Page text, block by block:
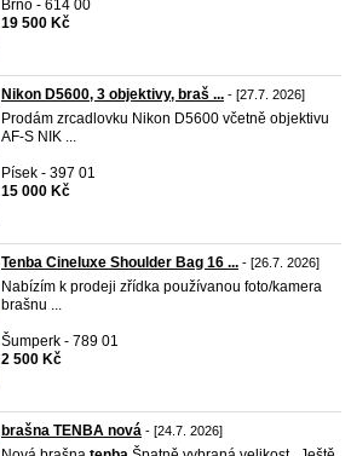
Brno - 614 00
19 500 Kč
Nikon D5600, 3 objektivy, braš ... - [27.7. 2026]
Prodám zrcadlovku Nikon D5600 včetně objektivu
AF-S NIK ...
Písek - 397 01
15 000 Kč
Tenba Cineluxe Shoulder Bag 16 ... - [26.7. 2026]
Nabízím k prodeji zřídka používanou foto/kamera
brašnu ...
Šumperk - 789 01
2 500 Kč
brašna TENBA nová - [24.7. 2026]